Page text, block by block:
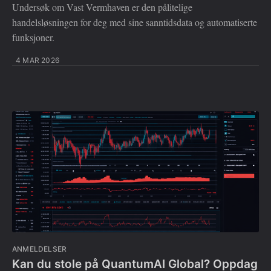
Undersøk om Vast Vermhaven er den pålitelige
handelsløsningen for deg med sine sanntidsdata og automatiserte
funksjoner.
4 MAR 2026
ANMELDELSER
Kan du stole på QuantumAI Global? Oppdag